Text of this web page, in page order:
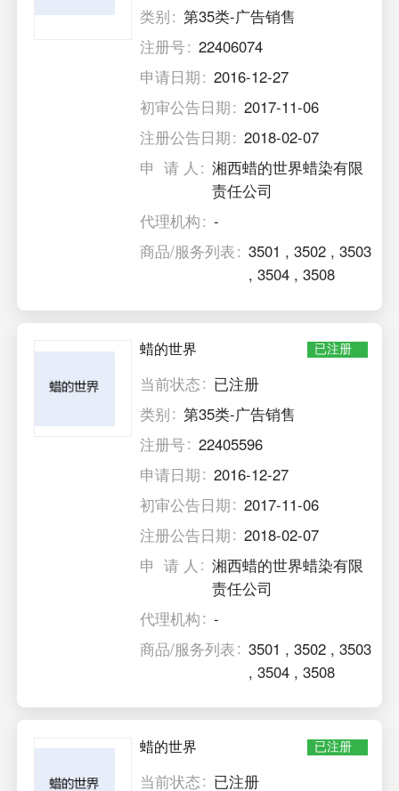
类别
第35类-广告销售
注册号
22406074
申请日期
2016-12-27
初审公告日期
2017-11-06
注册公告日期
2018-02-07
申 请 人
湘西蜡的世界蜡染有限
责任公司
代理机构
-
商品/服务列表
3501 ,3502 ,3503
,3504 ,3508
蜡的世界 已注册
当前状态
已注册
类别
第35类-广告销售
注册号
22405596
申请日期
2016-12-27
初审公告日期
2017-11-06
注册公告日期
2018-02-07
申 请 人
湘西蜡的世界蜡染有限
责任公司
代理机构
-
商品/服务列表
3501 ,3502 ,3503
,3504 ,3508
蜡的世界 已注册
当前状态 已注册